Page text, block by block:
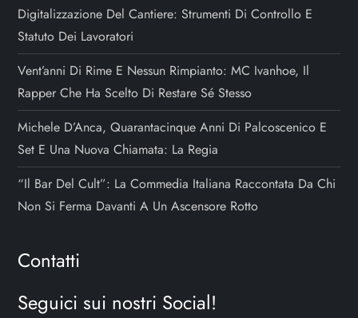
Digitalizzazione Del Cantiere: Strumenti Di Controllo E
Statuto Dei Lavoratori
Vent’anni Di Rime E Nessun Rimpianto: MC Ivanhoe, Il
Rapper Che Ha Scelto Di Restare Sé Stesso
Michele D’Anca, Quarantacinque Anni Di Palcoscenico E
Set E Una Nuova Chiamata: La Regia
“Il Bar Del Cult”: La Commedia Italiana Raccontata Da Chi
Non Si Ferma Davanti A Un Ascensore Rotto
Contatti
Seguici sui nostri Social!